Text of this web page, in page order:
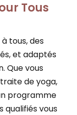
Tous
tous, des
et adaptés
Que vous
de yoga,
programme
qualifiés vous